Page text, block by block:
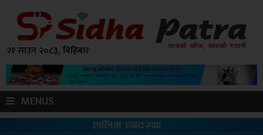
२१ साउन २०८३, बिहिबार
MENUS